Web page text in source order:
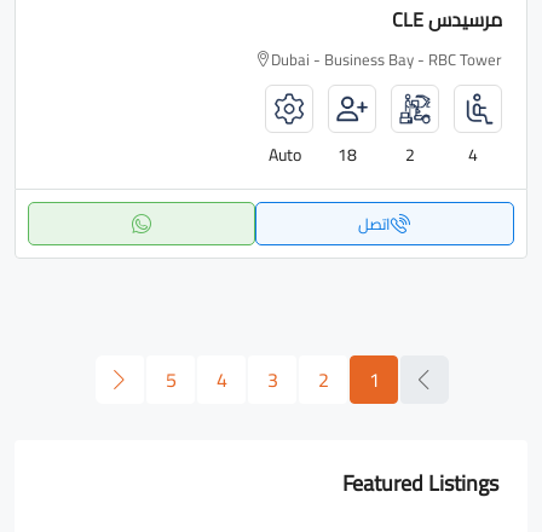
مرسيدس CLE
Dubai - Business Bay - RBC Tower
4
2
18
Auto
اتصل
1
2
3
4
5
Featured Listings